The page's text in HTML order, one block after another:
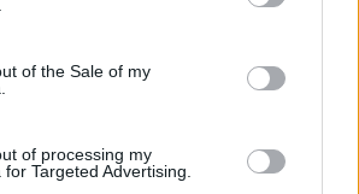
of the Sale of my
of processing my
Targeted Advertising.
ügynökség
kik lesznek az ideiglenes vezetők.